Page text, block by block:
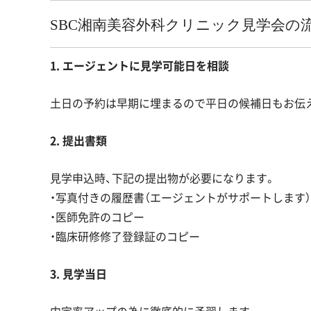
SBC湘南美容外科クリニック見学会の
1. エージェントに見学可能日を相談
土日の予約は早期に埋まるので平日の候補日もお伝
2. 提出書類
見学申込時、下記の提出物が必要になります。
・写真付きの履歴書（エージェントがサポートします）
・医師免許のコピー
・臨床研修修了登録証のコピー
3. 見学当日